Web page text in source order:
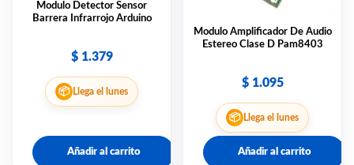
Modulo Detector Sensor
Barrera Infrarrojo Arduino
$1.379
📦 Llega el lunes
Añadir al carrito
Modulo Amplificador De Audio
Estereo Clase D Pam8403
$1.095
📦 Llega el lunes
Añadir al carrito